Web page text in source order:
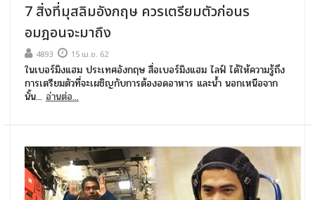
7 สิ่งที่มุสลิมอังกฤษ ควรเตรียมตัวก่อนร
อมฎอนจะมาถึง
4893 15 เม.ย. 62
ในเบอร์มิงแฮม ประเทศอังกฤษ สื่อเบอร์มิงแฮม ไลฟ์ ได้ให้ความรู้ถึง
การเตรียมตัวที่จะเผชิญกับการต้องอดอาหาร และน้ำ นอกเหนือจาก
นั้น... อ่านต่อ...